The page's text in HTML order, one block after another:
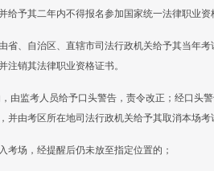
给予其二年内不得报名参加国家统一法律职业资
省、自治区、直辖市司法行政机关给予其当年
注销其法律职业资格证书。
由监考人员给予口头警告，责令改正；经口头
并由考区所在地司法行政机关给予其取消本场
考场，经提醒后仍未放至指定位置的；